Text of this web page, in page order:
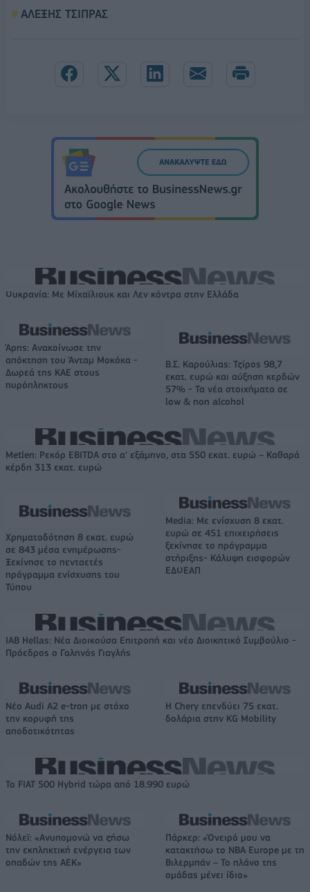
ΑΛΕΞΗΣ ΤΣΙΠΡΑΣ
Ουκρανία: Με Μίχαϊλιουκ και Λεν κόντρα στην Ελλάδα
Άρης: Ανακοίνωσε την
απόκτηση του Άνταμ Μοκόκα -
Δωρεά της ΚΑΕ στους
πυρόπληκτους
Β.Σ. Καρούλιας: Τζίρος 98,7
εκατ. ευρώ και αύξηση κερδών
57% - Τα νέα στοιχήματα σε
low & non alcohol
Metlen: Ρεκόρ EBITDA στο α' εξάμηνο, στα 550 εκατ. ευρώ – Καθαρά
κέρδη 313 εκατ. ευρώ
Χρηματοδότηση 8 εκατ. ευρώ
σε 843 μέσα ενημέρωσης-
Ξεκίνησε το πενταετές
πρόγραμμα ενίσχυσης του
Τύπου
Media: Με ενίσχυση 8 εκατ.
ευρώ σε 451 επιχειρήσεις
ξεκίνησε το πρόγραμμα
στήριξης- Κάλυψη εισφορών
ΕΔΟΕΑΠ
IAB Hellas: Νέα Διοικούσα Επιτροπή και νέο Διοικητικό Συμβούλιο -
Πρόεδρος ο Γαληνός Γιαγλής
Νέο Audi A2 e-tron με στόχο
την κορυφή της
αποδοτικότητας
Η Chery επενδύει 75 εκατ.
δολάρια στην KG Mobility
Το FIAT 500 Hybrid τώρα από 18.990 ευρώ
Νόλεϊ: «Ανυπομονώ να ζήσω
την εκπληκτική ενέργεια των
οπαδών της ΑΕΚ»
Πάρκερ: «Όνειρό μου να
κατακτήσω το ΝΒΑ Europe με τη
Βιλερμπάν – Το πλάνο της
ομάδας μένει ίδιο»